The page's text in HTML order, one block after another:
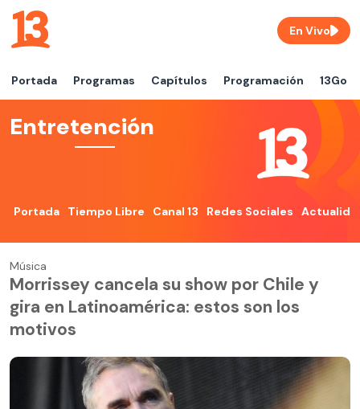
Portada Programas Capítulos Programación 13Go
En Vivo
Entretención
Portada Tiempo Libre Canal 13 Redes Sociales
Música
Morrissey cancela su show por Chile y
gira en Latinoamérica: estos son los
motivos